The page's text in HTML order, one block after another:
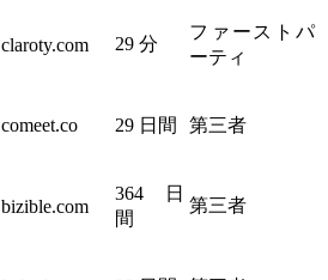
claroty.com 29 分
ファーストパ
ーティ
comeet.co 29 日間 第三者
bizible.com
364 日
間
第三者